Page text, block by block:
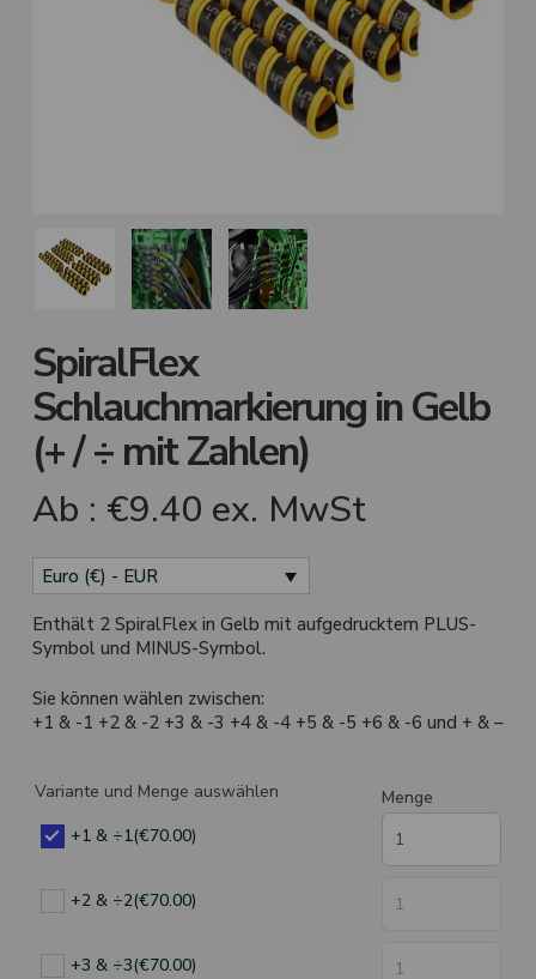
SpiralFlex
Schlauchmarkierung in Gelb
(+ / ÷ mit Zahlen)
Ab : €9.40 ex. MwSt
Euro (€) - EUR
Enthält 2 SpiralFlex in Gelb mit aufgedrucktem PLUS-
Symbol und MINUS-Symbol.
Sie können wählen zwischen:
+1 & -1 +2 & -2 +3 & -3 +4 & -4 +5 & -5 +6 & -6 und + & –
Variante und Menge auswählen
+1 & ÷1(€70.00)
Menge
+2 & ÷2(€70.00)
+3 & ÷3(€70.00)